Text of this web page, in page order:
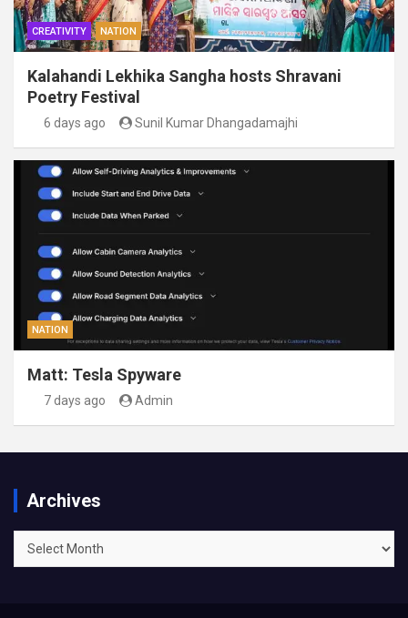
CREATIVITY NATION
Kalahandi Lekhika Sangha hosts Shravani
Poetry Festival
6 days ago Sunil Kumar Dhangadamajhi
NATION
Matt: Tesla Spyware
7 days ago Admin
Archives
Archives